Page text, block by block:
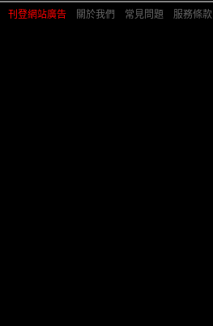
刊登網站廣告 關於我們 常見問題 服務條款